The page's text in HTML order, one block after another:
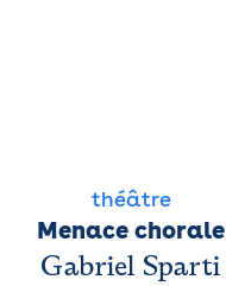
théâtre
Menace chorale
Gabriel Sparti